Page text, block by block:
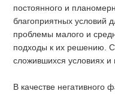
постоянного и
благоприятных условий
проблемы малого и
подходы к их решению.
сложившихся условиях и
В качестве негативного